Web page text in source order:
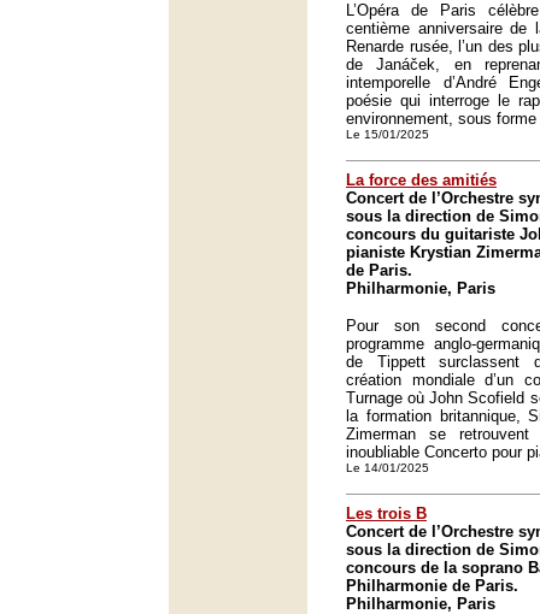
L’Opéra de Paris
centième anniversaire
Renarde rusée, l’un des
de Janáček, en
intemporelle d’André
poésie qui interroge le
environnement, sous
Le 15/01/2025
La force des amitiés
Concert de l’Orchestre
sous la direction de
concours du guitariste
pianiste Krystian
de Paris.
Philharmonie, Paris
Pour son second
programme anglo-
de Tippett surclassent
création mondiale d’un
Turnage où John Scofield
la formation britannique,
Zimerman se
inoubliable Concerto pour
Le 14/01/2025
Les trois B
Concert de l’Orchestre
sous la direction de
concours de la soprano
Philharmonie de Paris.
Philharmonie, Paris